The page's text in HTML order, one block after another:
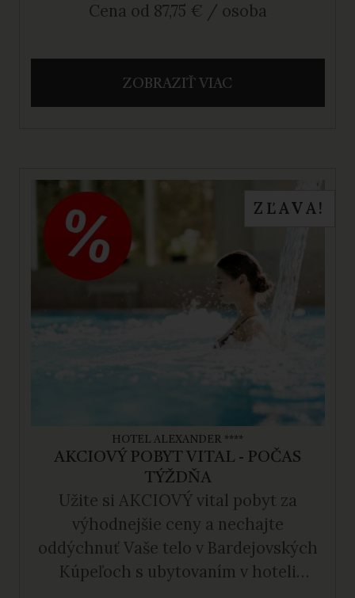
Cena od 87,75 € / osoba
ZOBRAZIŤ VIAC
ZĽAVA!
HOTEL ALEXANDER ****
AKCIOVÝ POBYT VITAL - POČAS
TÝŽDŇA
Užite si AKCIOVÝ vital pobyt za
výhodnejšie ceny a nechajte
oddýchnuť Vaše telo v Bardejovských
Kúpeľoch s ubytovaním v hoteli